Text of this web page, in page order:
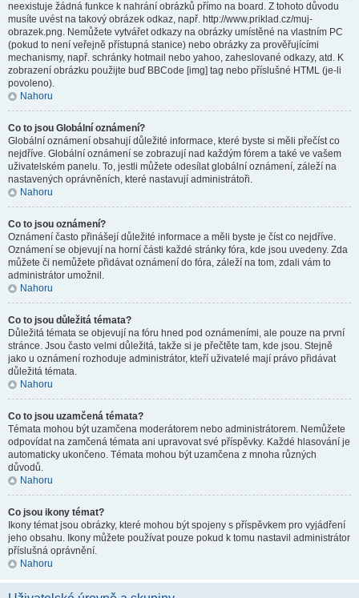
neexistuje žádná funkce k nahrání obrázků přímo na board. Z tohoto důvodu
musíte uvést na takový obrázek odkaz, např. http://www.priklad.cz/muj-
obrazek.png. Nemůžete vytvářet odkazy na obrázky umístěné na vlastním PC
(pokud to není veřejně přístupná stanice) nebo obrázky za prověřujícími
mechanismy, např. schránky hotmail nebo yahoo, zaheslované odkazy, atd. K
zobrazení obrázku použijte buď BBCode [img] tag nebo příslušné HTML (je-li
povoleno).
Nahoru
Co to jsou Globální oznámení?
Globální oznámení obsahují důležité informace, které byste si měli přečíst co
nejdříve. Globální oznámení se zobrazují nad každým fórem a také ve vašem
uživatelském panelu. To, jestli můžete odesílat globální oznámení, záleží na
nastavených oprávněních, které nastavují administrátoři.
Nahoru
Co to jsou oznámení?
Oznámení často přinášejí důležité informace a měli byste je číst co nejdříve.
Oznámení se objevují na horní části každé stránky fóra, kde jsou uvedeny. Zda
můžete či nemůžete přidávat oznámení do fóra, záleží na tom, zdali vám to
administrátor umožnil.
Nahoru
Co to jsou důležitá témata?
Důležitá témata se objevují na fóru hned pod oznámeními, ale pouze na první
stránce. Jsou často velmi důležitá, takže si je přečtěte tam, kde jsou. Stejně
jako u oznámení rozhoduje administrátor, kteří uživatelé mají právo přidávat
důležitá témata.
Nahoru
Co to jsou uzamčená témata?
Témata mohou být uzamčena moderátorem nebo administrátorem. Nemůžete
odpovídat na zamčená témata ani upravovat své příspěvky. Každé hlasování je
automaticky ukončeno. Témata mohou být uzamčena z mnoha různých
důvodů.
Nahoru
Co jsou ikony témat?
Ikony témat jsou obrázky, které mohou být spojeny s příspěvkem pro vyjádření
jeho obsahu. Ikony můžete používat pouze pokud k tomu nastavil administrátor
příslušná oprávnění.
Nahoru